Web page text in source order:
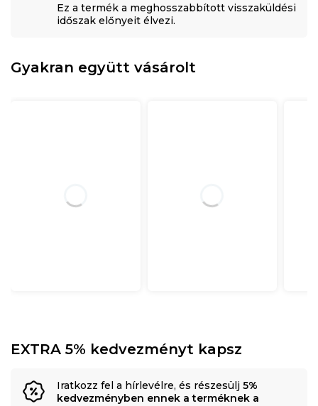
Ez a termék a meghosszabbított visszaküldési
időszak előnyeit élvezi.
Gyakran együtt vásárolt
EXTRA 5% kedvezményt kapsz
Iratkozz fel a hírlevélre, és részesülj 5%
kedvezményben ennek a terméknek a